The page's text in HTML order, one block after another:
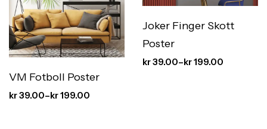
VM Fotboll Poster
kr39.00–kr199.00
Joker Finger Skott
Poster
kr39.00–kr199.00